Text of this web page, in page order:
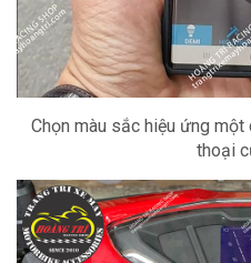
Chọn màu sắc hiệu ứng
thoại